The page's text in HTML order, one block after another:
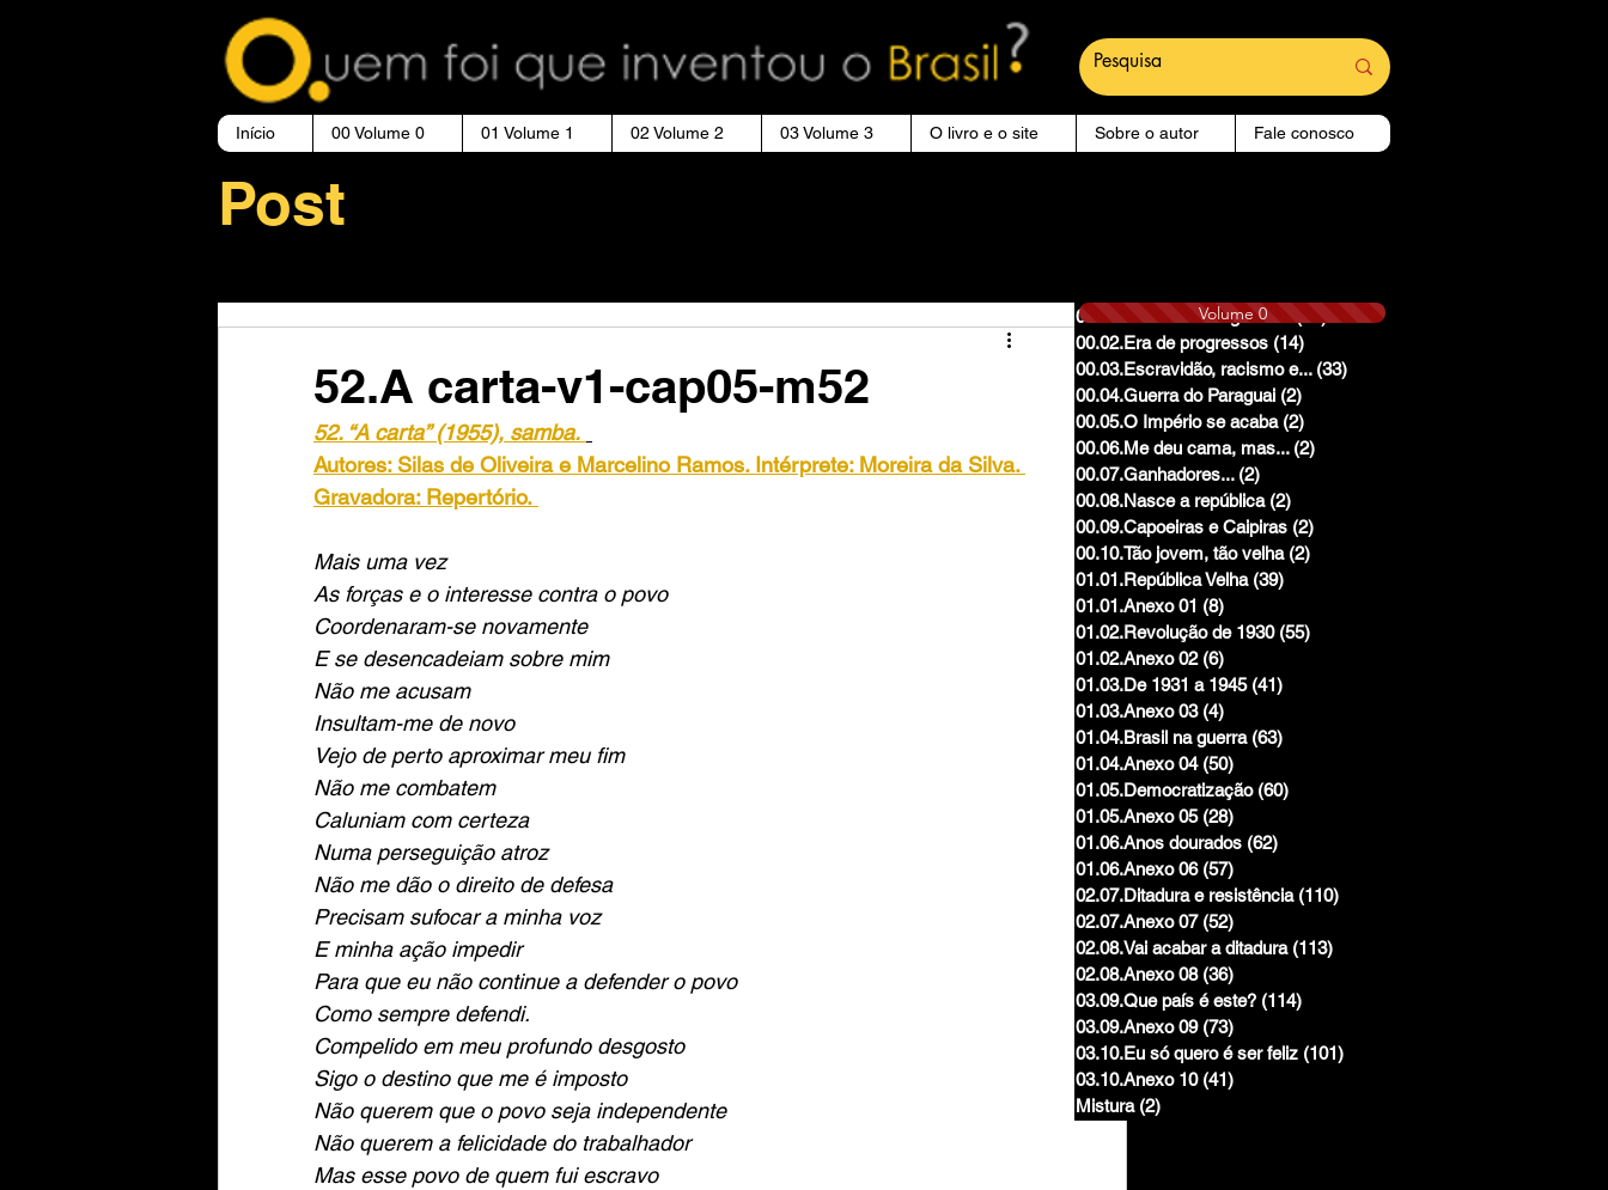
Início 00 Volume 0 01 Volume 1 02 Volume 2 03 Volume 3 O livro e o site Sobre o autor Fale conosco
Post
52.A carta-v1-cap05-m52
52. “A carta” (1955), samba.
Autores: Silas de Oliveira e Marcelino Ramos. Intérprete: Moreira da Silva.
Gravadora: Repertório.
Mais uma vez
As forças e o interesse contra o povo
Coordenaram-se novamente
E se desencadeiam sobre mim
Não me acusam
Insultam-me de novo
Vejo de perto aproximar meu fim
Não me combatem
Caluniam com certeza
Numa perseguição atroz
Não me dão o direito de defesa
Precisam sufocar a minha voz
E minha ação impedir
Para que eu não continue a defender o povo
Como sempre defendi.
Compelido em meu profundo desgosto
Sigo o destino que me é imposto
Não querem que o povo seja independente
Não querem a felicidade do trabalhador
Mas esse povo de quem fui escravo
00.01.Reinado e Regencias
14 posts
00.02.Era de progressos (14)
00.03.Escravidão, racismo e... (33)
00.04.Guerra do Paraguai (2)
00.05.O Império se acaba (2)
00.06.Me deu cama, mas... (2)
00.07.Ganhadores... (2)
00.08.Nasce a república (2)
00.09.Capoeiras e Caipiras (2)
00.10.Tão jovem, tão velha (2)
01.01.República Velha (39)
01.01.Anexo 01 (8)
01.02.Revolução de 1930 (55)
01.02.Anexo 02 (6)
01.03.De 1931 a 1945 (41)
01.03.Anexo 03 (4)
01.04.Brasil na guerra (63)
01.04.Anexo 04 (50)
01.05.Democratização (60)
01.05.Anexo 05 (28)
01.06.Anos dourados (62)
01.06.Anexo 06 (57)
02.07.Ditadura e resistência (110)
02.07.Anexo 07 (52)
02.08.Vai acabar a ditadura (113)
02.08.Anexo 08 (36)
03.09.Que país é este? (114)
03.09.Anexo 09 (73)
03.10.Eu só quero é ser feliz (101)
03.10.Anexo 10 (41)
Mistura (2)
Volume 0